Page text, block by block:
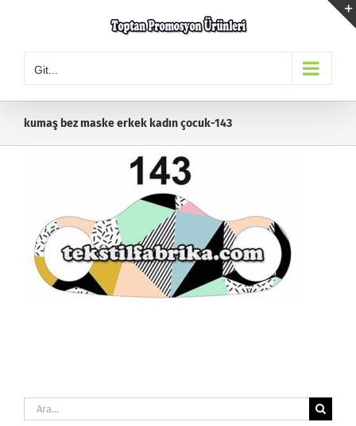
Git...
kumaş bez maske erkek kadın çocuk-143
Ara: